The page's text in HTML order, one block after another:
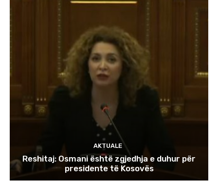
AKTUALE
Reshitaj: Osmani është zgjedhja e duhur për
presidente të Kosovës